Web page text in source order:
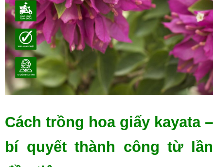
Cách trồng hoa giấy kayata –
bí quyết thành công từ lần